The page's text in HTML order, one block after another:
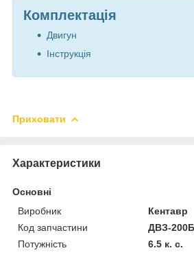
Комплектація
Двигун
Інструкція
Приховати
Характеристики
Основні
Виробник
Кентавр
Код запчастини
ДВЗ-200Б
Потужність
6.5 к. с.